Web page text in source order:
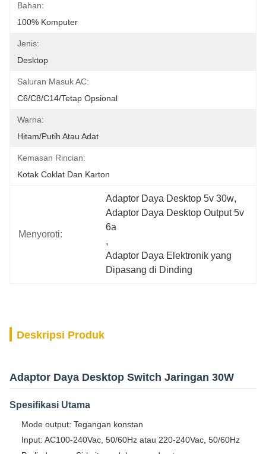
Bahan:
100% Komputer
Jenis:
Desktop
Saluran Masuk AC:
C6/C8/C14/Tetap Opsional
Warna:
Hitam/Putih Atau Adat
Kemasan Rincian:
Kotak Coklat Dan Karton
Menyoroti:
Adaptor Daya Desktop 5v 30w,
Adaptor Daya Desktop Output 5v
6a
,
Adaptor Daya Elektronik yang
Dipasang di Dinding
Deskripsi Produk
Adaptor Daya Desktop Switch Jaringan 30W
Spesifikasi Utama
Mode output: Tegangan konstan
Input: AC100-240Vac, 50/60Hz atau 220-240Vac, 50/60Hz